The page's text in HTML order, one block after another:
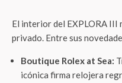
El interior del EXPLORA III
privado. Entre sus
Boutique Rolex at Sea:
icónica firma relojera